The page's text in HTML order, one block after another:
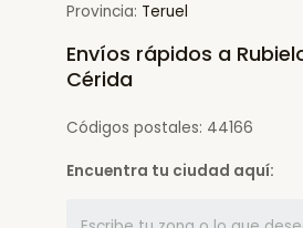
Provincia: Teruel
Envíos rápidos a
Cérida
Códigos postales: 44166
Encuentra tu ciudad aquí: